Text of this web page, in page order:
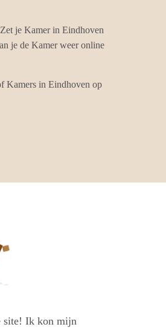
je Kamer in Eindhoven
je de Kamer weer online
Kamers in Eindhoven op
site! Ik kon mijn